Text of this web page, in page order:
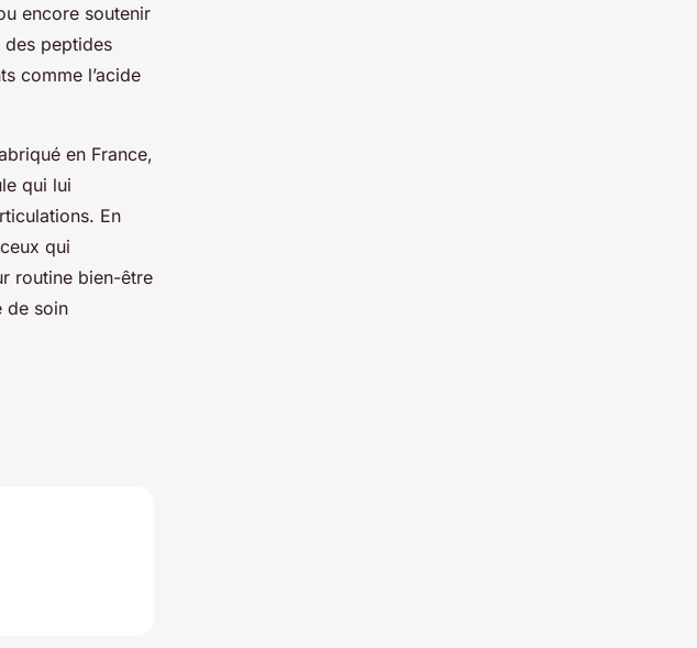
encore soutenir
des peptides
comme l’acide
en France,
qui lui
En
qui
routine bien-être
de soin